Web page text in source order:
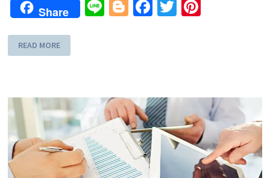
Share LineBlogger
Facebook
Twitter
READ MORE